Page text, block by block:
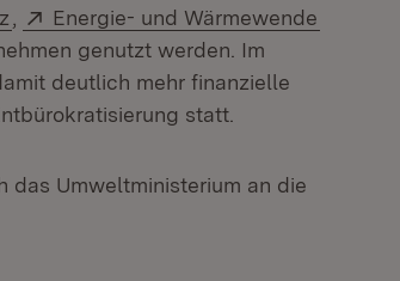
(Öffnet in neuem Fenster)
Extern:
Energie- und Wärmewende
genutzt werden. Im
deutlich mehr finanzielle
statt.
das Umweltministerium an die